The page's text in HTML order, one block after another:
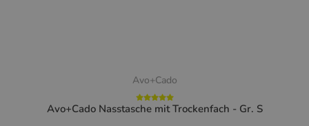
Avo+Cado
Avo+Cado Nasstasche mit Trockenfach - Gr. S